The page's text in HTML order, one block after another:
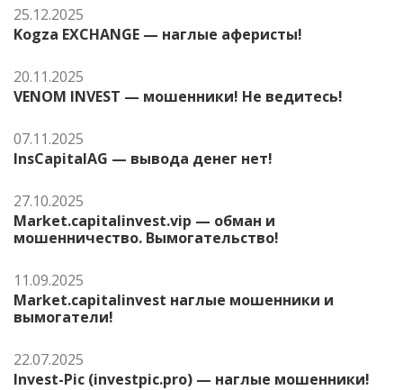
25.12.2025
Kogza EXCHANGE — наглые аферисты!
20.11.2025
VENOM INVEST — мошенники! Не ведитесь!
07.11.2025
InsCapitalAG — вывода денег нет!
27.10.2025
Market.capitalinvest.vip — обман и
мошенничество. Вымогательство!
11.09.2025
Market.capitalinvest наглые мошенники и
вымогатели!
22.07.2025
Invest-Pic (investpic.pro) — наглые мошенники!